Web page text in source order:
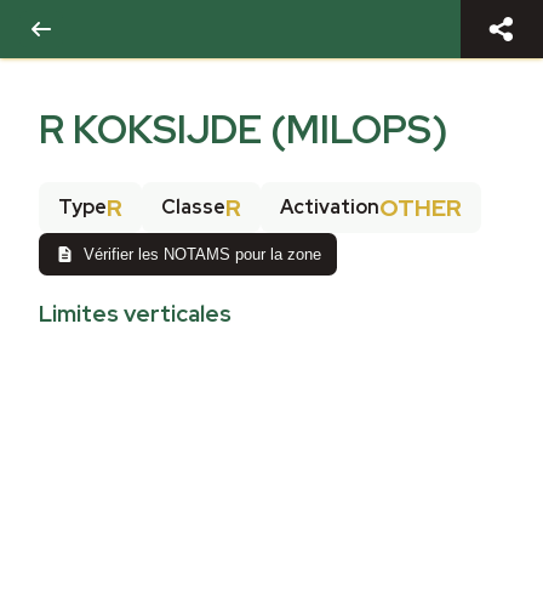
R KOKSIJDE (MILOPS)
TypeR ClasseR ActivationOTHER
Vérifier les NOTAMS pour la zone
Limites verticales